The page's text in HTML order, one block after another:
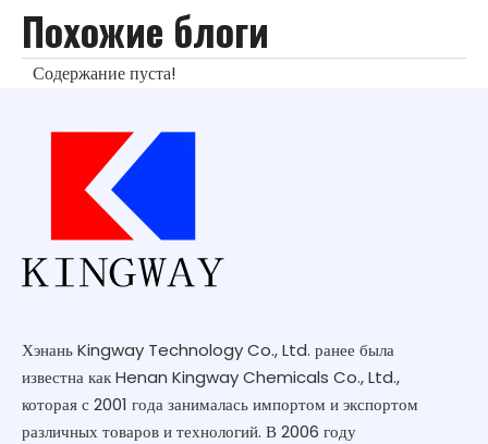
Похожие блоги
Содержание пуста!
Хэнань Kingway Technology Co., Ltd. ранее была
известна как Henan Kingway Chemicals Co., Ltd.,
которая с 2001 года занималась импортом и экспортом
различных товаров и технологий. В 2006 году